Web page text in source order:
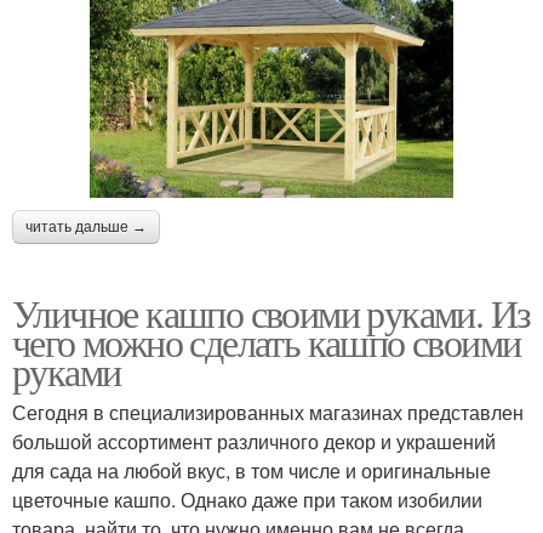
читать дальше →
Уличное кашпо своими руками. Из
чего можно сделать кашпо своими
руками
Сегодня в специализированных магазинах представлен
большой ассортимент различного декор и украшений
для сада на любой вкус, в том числе и оригинальные
цветочные кашпо. Однако даже при таком изобилии